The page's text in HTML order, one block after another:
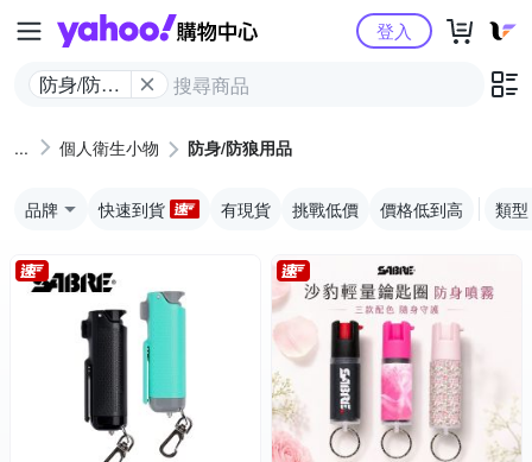
Yahoo購物中心
防身/防狼
登入
個人衛生小物 防身/防狼用品
品牌 快速到貨 有現貨 挑戰低價 價格低到高 類型